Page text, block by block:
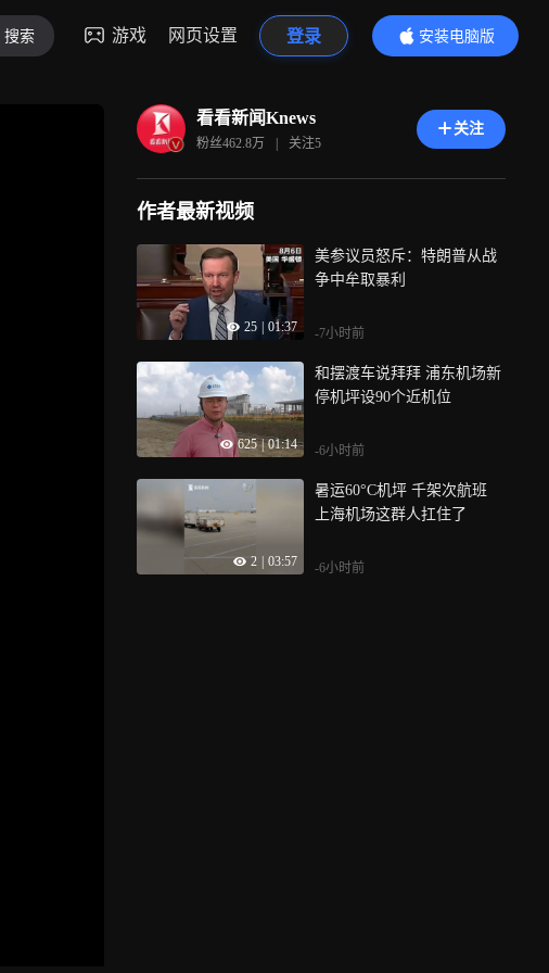
搜索 游戏 网页设置 登录
安装电脑版
内容更精彩
看看新闻Knews
粉丝462.8万 | 关注5
关注
作者最新视频
25 01:37
美参议员怒斥：特朗普从战
争中牟取暴利
-7小时前
625 | 01:14
和摆渡车说拜拜 浦东机场新
停机坪设90个近机位
-6小时前
2 03:57
暑运60°C机坪 千架次航班
上海机场这群人扛住了
-6小时前